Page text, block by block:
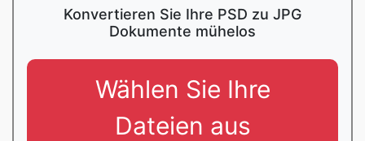
Konvertieren Sie Ihre PSD zu JPG
Dokumente mühelos
Wählen Sie Ihre
Dateien aus